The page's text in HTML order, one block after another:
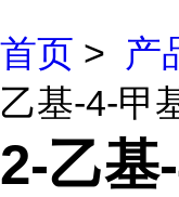
首页 > 产
乙基-4-甲
2-乙基